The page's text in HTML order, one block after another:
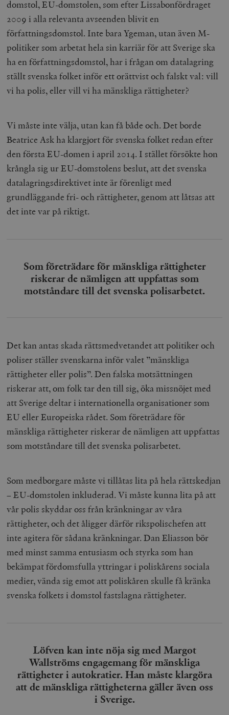
domstol, EU-domstolen, som efter Lissabonfördraget
2009 i alla relevanta avseenden blivit en
författningsdomstol. Inte bara Ygeman, utan även M-
politiker som arbetat hela sin karriär för att Sverige ska
ha en författningsdomstol, har i frågan om datalagring
ställt svenska folket inför ett orättvist och falskt val: vill
vi ha polis, eller vill vi ha mänskliga rättigheter?
Vi måste inte välja, utan kan få både och. Det borde
Beatrice Ask ha klargjort för svenska folket redan efter
den första EU-domen i april 2014. I stället försökte hon
krångla sig ur EU-domstolens beslut, att det svenska
datalagringsdirektivet inte är förenligt med
grundläggande fri- och rättigheter, genom att låtsas att
det inte var på riktigt.
Som företrädare för mänskliga rättigheter
riskerar de nämligen att uppfattas som
motståndare till det svenska polisarbetet.
Det kan antas skada rättsmedvetandet att politiker och
poliser ställer svenskarna inför valet ”mänskliga
rättigheter eller polis”. Den falska motsättningen
riskerar att, om folk tar den till sig, öka missnöjet med
att Sverige deltar i internationella organisationer som
EU eller Europeiska rådet. Som företrädare för
mänskliga rättigheter riskerar de nämligen att uppfattas
som motståndare till det svenska polisarbetet.
Som medborgare måste vi tillåtas lita på hela rättskedjan
– EU-domstolen inkluderad. Vi måste kunna lita på att
vår polis skyddar oss från kränkningar av våra
rättigheter, och det åligger därför rikspolischefen att
inte agitera för sådana kränkningar. Dan Eliasson bör
med minst samma entusiasm och styrka som han
bekämpat fördomsfulla yttringar i poliskårens sociala
medier, vända sig emot att poliskåren skulle få kränka
svenska folkets i domstol fastslagna rättigheter.
Löfven kan inte nöja sig med Margot
Wallströms engagemang för mänskliga
rättigheter i autokratier. Han måste klargöra
att de mänskliga rättigheterna gäller även oss
i Sverige.